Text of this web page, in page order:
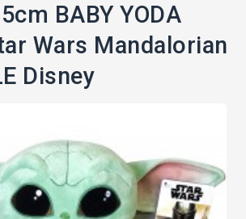
BABY YODA
Wars Mandalorian
Disney